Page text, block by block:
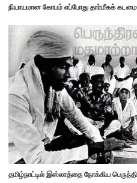
நியாயமான கோபம் எப்போது தார்மீகக்
தமிழ்நாட்டில் இஸ்லாத்தை நோக்கிய